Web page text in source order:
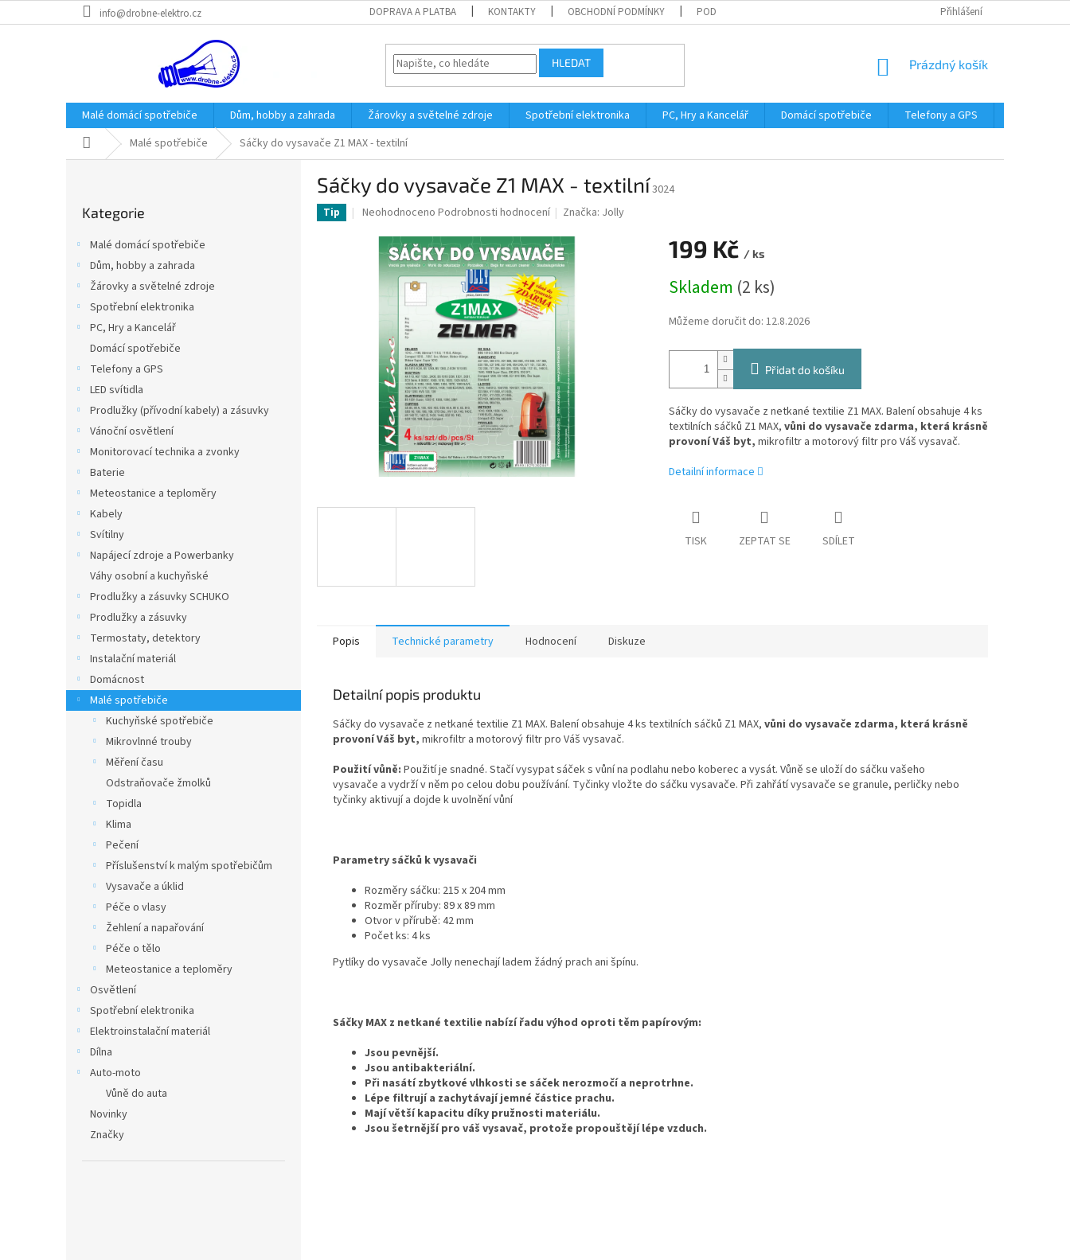
na
info@drobne-elektro.cz DOPRAVA A PLATBA KONTAKTY OBCHODNÍ PODMÍNKY PODMÍNKY OCHRANY OSOBNÍCH ÚDAJŮ Přihlášení
HLEDAT
NÁKUPNÍ
Prázdný košík
Malé domácí spotřebiče Dům, hobby a zahrada Žárovky a světelné zdroje Spotřební elektronika PC, Hry a Kancelář Domácí spotřebiče Telefony a GPS
Domů Malé spotřebiče Sáčky do vysavače Z1 MAX - textilní
kategorie
Kategorie
Malé domácí spotřebiče
Dům, hobby a zahrada
Žárovky a světelné zdroje
Spotřební elektronika
PC, Hry a Kancelář
Domácí spotřebiče
Telefony a GPS
LED svítidla
Prodlužky (přívodní kabely) a zásuvky
Vánoční osvětlení
Monitorovací technika a zvonky
Baterie
Meteostanice a teploměry
Kabely
Svítilny
Napájecí zdroje a Powerbanky
Váhy osobní a kuchyňské
Prodlužky a zásuvky SCHUKO
Prodlužky a zásuvky
Termostaty, detektory
Instalační materiál
Domácnost
Malé spotřebiče
Kuchyňské spotřebiče
Mikrovlnné trouby
Měření času
Odstraňovače žmolků
Topidla
Klima
Pečení
Příslušenství k malým spotřebičům
Vysavače a úklid
Péče o vlasy
Žehlení a napařování
Péče o tělo
Meteostanice a teploměry
Osvětlení
Spotřební elektronika
Elektroinstalační materiál
Dílna
Auto-moto
Vůně do auta
Novinky
Značky
Sáčky do vysavače Z1 MAX - textilní3024
Tip
Průměrné
produktu
hvězdiček.
Neohodnoceno Podrobnosti hodnocení Značka: Jolly
199 Kč / ks
cena:
Skladem (2 ks)
Můžeme doručit do: 12.8.2026
Přidat do košíku
Sáčky do vysavače z netkané textilie Z1 MAX. Balení obsahuje 4 ks
textilních sáčků Z1 MAX, vůni do vysavače zdarma, která krásně
provoní Váš byt, mikrofiltr a motorový filtr pro Váš vysavač.
Detailní informace
TISK ZEPTAT SE SDÍLET
Popis Technické parametry Hodnocení Diskuze
Detailní popis produktu
Sáčky do vysavače z netkané textilie Z1 MAX. Balení obsahuje 4 ks textilních sáčků Z1 MAX, vůni do vysavače zdarma, která krásně
provoní Váš byt, mikrofiltr a motorový filtr pro Váš vysavač.
Použití vůně: Použití je snadné. Stačí vysypat sáček s vůní na podlahu nebo koberec a vysát. Vůně se uloží do sáčku vašeho
vysavače a vydrží v něm po celou dobu používání. Tyčinky vložte do sáčku vysavače. Při zahřátí vysavače se granule, perličky nebo
tyčinky aktivují a dojde k uvolnění vůní
Parametry sáčků k vysavači
Rozměry sáčku: 215 x 204 mm
Rozměr příruby: 89 x 89 mm
Otvor v přírubě: 42 mm
Počet ks: 4 ks
Pytlíky do vysavače Jolly nenechají ladem žádný prach ani špínu.
Sáčky MAX z netkané textilie nabízí řadu výhod oproti těm papírovým:
Jsou pevnější.
Jsou antibakteriální.
Při nasátí zbytkové vlhkosti se sáček nerozmočí a neprotrhne.
Lépe filtrují a zachytávají jemné částice prachu.
Mají větší kapacitu díky pružnosti materiálu.
Jsou šetrnější pro váš vysavač, protože propouštějí lépe vzduch.